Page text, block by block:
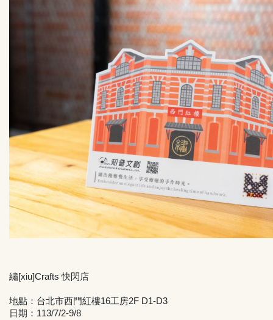
繡[xiu]Crafts 快閃店
地點：台北市西門紅樓16工房2F D1-D3
日期：113/7/2-9/8